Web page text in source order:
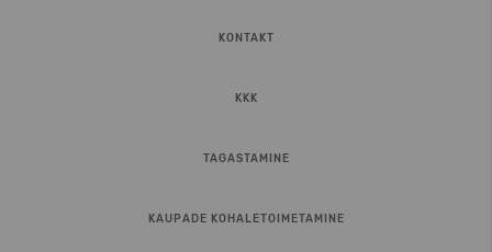
KONTAKT
KKK
TAGASTAMINE
KAUPADE KOHALETOIMETAMINE